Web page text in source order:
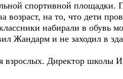
спортивной площадки.
на то, что дети
набирали в обувь
Жандарм и не заходил в
взрослых. Директор школы